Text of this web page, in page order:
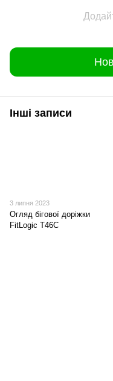
Інші записи
3 липня 2023
Огляд бігової доріжки
FitLogic T46C